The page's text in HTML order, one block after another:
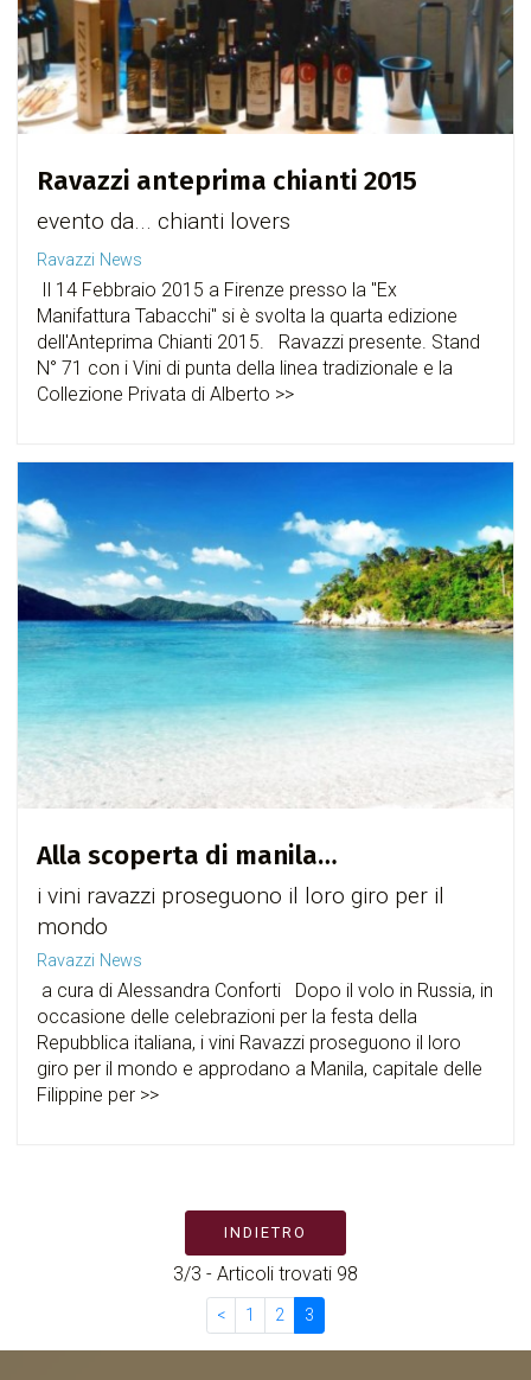
Ravazzi anteprima chianti 2015
evento da... chianti lovers
Ravazzi News
Il 14 Febbraio 2015 a Firenze presso la "Ex
Manifattura Tabacchi" si è svolta la quarta edizione
dell'Anteprima Chianti 2015. Ravazzi presente. Stand
N° 71 con i Vini di punta della linea tradizionale e la
Collezione Privata di Alberto >>
Alla scoperta di manila…
i vini ravazzi proseguono il loro giro per il
mondo
Ravazzi News
a cura di Alessandra Conforti Dopo il volo in Russia, in
occasione delle celebrazioni per la festa della
Repubblica italiana, i vini Ravazzi proseguono il loro
giro per il mondo e approdano a Manila, capitale delle
Filippine per >>
INDIETRO
3/3 - Articoli trovati 98
< 1 2 3